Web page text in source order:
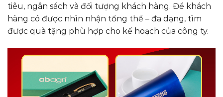
tiêu, ngân sách và đối tượng khách hàng. Để khách
hàng có được nhìn nhận tổng thể – đa dạng, tìm
được quà tặng phù hợp cho kế hoạch của công ty.